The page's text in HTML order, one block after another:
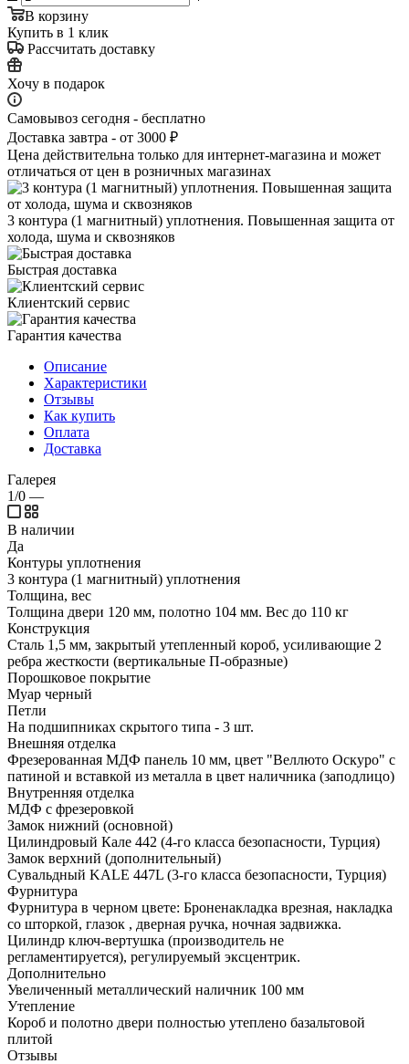
В корзину
Купить в 1 клик
Рассчитать доставку
Хочу в подарок
Самовывоз сегодня - бесплатно
Доставка завтра - от 3000 ₽
Цена действительна только для интернет-магазина и может
отличаться от цен в розничных магазинах
3 контура (1 магнитный) уплотнения. Повышенная защита от
холода, шума и сквозняков
Быстрая доставка
Клиентский сервис
Гарантия качества
Описание
Характеристики
Отзывы
Как купить
Оплата
Доставка
Галерея
1/0 —
В наличии
Да
Контуры уплотнения
3 контура (1 магнитный) уплотнения
Толщина, вес
Толщина двери 120 мм, полотно 104 мм. Вес до 110 кг
Конструкция
Сталь 1,5 мм, закрытый утепленный короб, усиливающие 2
ребра жесткости (вертикальные П-образные)
Порошковое покрытие
Муар черный
Петли
На подшипниках скрытого типа - 3 шт.
Внешняя отделка
Фрезерованная МДФ панель 10 мм, цвет "Веллюто Оскуро" с
патиной и вставкой из металла в цвет наличника (заподлицо)
Внутренняя отделка
МДФ с фрезеровкой
Замок нижний (основной)
Цилиндровый Кале 442 (4-го класса безопасности, Турция)
Замок верхний (дополнительный)
Сувальдный KALE 447L (3-го класса безопасности, Турция)
Фурнитура
Фурнитура в черном цвете: Броненакладка врезная, накладка
со шторкой, глазок , дверная ручка, ночная задвижка.
Цилиндр ключ-вертушка (производитель не
регламентируется), регулируемый эксцентрик.
Дополнительно
Увеличенный металлический наличник 100 мм
Утепление
Короб и полотно двери полностью утеплено базальтовой
плитой
Отзывы